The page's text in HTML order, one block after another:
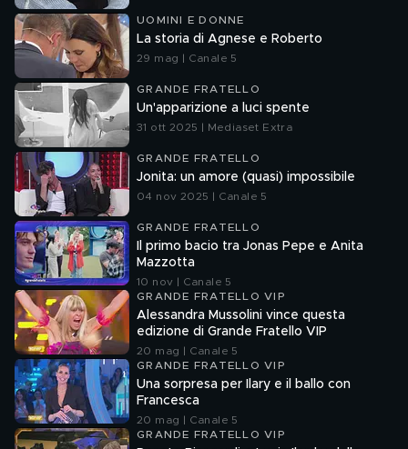
UOMINI E DONNE
La storia di Agnese e Roberto
29 mag | Canale 5
GRANDE FRATELLO
Un'apparizione a luci spente
31 ott 2025 | Mediaset Extra
GRANDE FRATELLO
Jonita: un amore (quasi) impossibile
04 nov 2025 | Canale 5
GRANDE FRATELLO
Il primo bacio tra Jonas Pepe e Anita
Mazzotta
10 nov | Canale 5
GRANDE FRATELLO VIP
Alessandra Mussolini vince questa
edizione di Grande Fratello VIP
20 mag | Canale 5
GRANDE FRATELLO VIP
Una sorpresa per Ilary e il ballo con
Francesca
20 mag | Canale 5
GRANDE FRATELLO VIP